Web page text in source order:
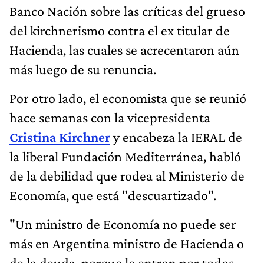
Banco Nación sobre las críticas del grueso
del kirchnerismo contra el ex titular de
Hacienda, las cuales se acrecentaron aún
más luego de su renuncia.
Por otro lado, el economista que se reunió
hace semanas con la vicepresidenta
Cristina Kirchnery encabeza la IERAL de
la liberal Fundación Mediterránea, habló
de la debilidad que rodea al Ministerio de
Economía, que está "descuartizado".
"Un ministro de Economía no puede ser
más en Argentina ministro de Hacienda o